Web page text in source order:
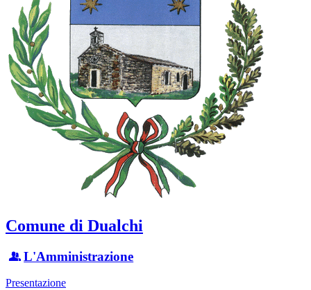
Comune di Dualchi
L'Amministrazione
Presentazione